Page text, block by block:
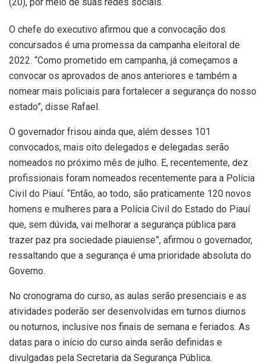
O chefe do executivo afirmou que a convocação dos
concursados é uma promessa da campanha eleitoral de
2022. “Como prometido em campanha, já começamos a
convocar os aprovados de anos anteriores e também a
nomear mais policiais para fortalecer a segurança do nosso
estado”, disse Rafael.
O governador frisou ainda que, além desses 101
convocados, mais oito delegados e delegadas serão
nomeados no próximo mês de julho. E, recentemente, dez
profissionais foram nomeados recentemente para a Polícia
Civil do Piauí. “Então, ao todo, são praticamente 120 novos
homens e mulheres para a Polícia Civil do Estado do Piauí
que, sem dúvida, vai melhorar a segurança pública para
trazer paz pra sociedade piauiense”, afirmou o governador,
ressaltando que a segurança é uma prioridade absoluta do
Governo.
No cronograma do curso, as aulas serão presenciais e as
atividades poderão ser desenvolvidas em turnos diurnos
ou noturnos, inclusive nos finais de semana e feriados. As
datas para o início do curso ainda serão definidas e
divulgadas pela Secretaria da Segurança Pública.